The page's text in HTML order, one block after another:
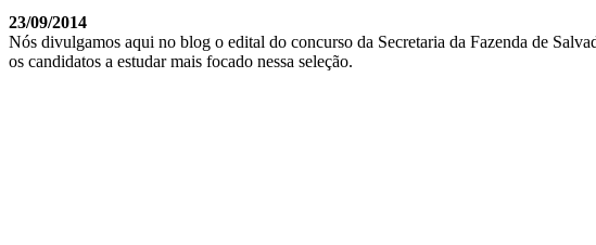
23/09/2014
Nós divulgamos aqui no blog o edital do concurso da Secretaria da Fazenda de
os candidatos a estudar mais focado nessa seleção.